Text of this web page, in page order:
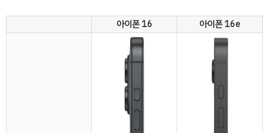
아이폰 16 아이폰 16e